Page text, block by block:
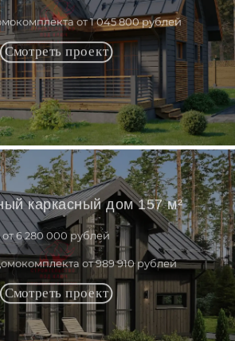
от 1 045 800 рублей
каркасный дом 157 м²
от 6 280 000 рублей
от 989 910 рублей